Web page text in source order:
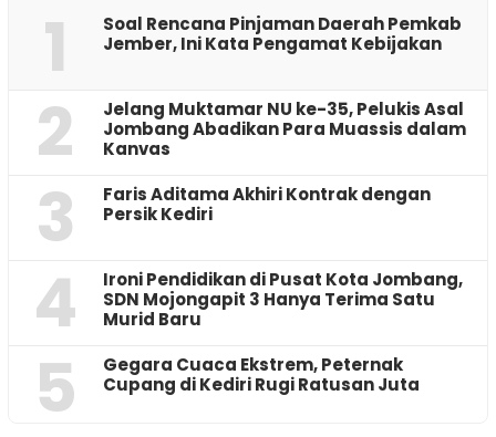
1
‎Soal Rencana Pinjaman Daerah Pemkab
Jember, Ini Kata Pengamat Kebijakan ‎
2
Jelang Muktamar NU ke-35, Pelukis Asal
Jombang Abadikan Para Muassis dalam
Kanvas
3
Faris Aditama Akhiri Kontrak dengan
Persik Kediri
4
Ironi Pendidikan di Pusat Kota Jombang,
SDN Mojongapit 3 Hanya Terima Satu
Murid Baru
5
‎Gegara Cuaca Ekstrem, Peternak
Cupang di Kediri Rugi Ratusan Juta